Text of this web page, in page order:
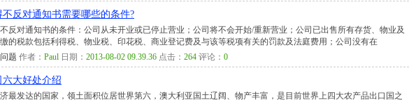
反对通知书需要哪些的条件?
反对通知书的条件：公司从未开业或已停止营业；公司将不会开始/重新营业；公司已出售所有存货、物业及
的税款包括利得税、物业税、印花税、商业登记费及与该等税项有关的罚款及法庭费用；公司没有在
题 作者： Paul 日期： 2013-08-02 09.39.36 点击： 264 评论： 0
大好处介绍
最发达的国家，领土面积位居世界第六，澳大利亚国土辽阔、物产丰富，是目前世界上四大农产品出口国之